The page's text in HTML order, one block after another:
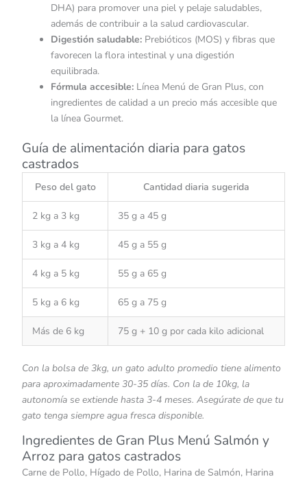
DHA) para promover una piel y pelaje saludables,
además de contribuir a la salud cardiovascular.
Digestión saludable: Prebióticos (MOS) y fibras que
favorecen la flora intestinal y una digestión
equilibrada.
Fórmula accesible: Línea Menú de Gran Plus, con
ingredientes de calidad a un precio más accesible que
la línea Gourmet.
Guía de alimentación diaria para gatos
castrados
Peso del gato Cantidad diaria sugerida
2 kg a 3 kg 35 g a 45 g
3 kg a 4 kg 45 g a 55 g
4 kg a 5 kg 55 g a 65 g
5 kg a 6 kg 65 g a 75 g
Más de 6 kg 75 g + 10 g por cada kilo adicional
Con la bolsa de 3kg, un gato adulto promedio tiene alimento
para aproximadamente 30-35 días. Con la de 10kg, la
autonomía se extiende hasta 3-4 meses. Asegúrate de que tu
gato tenga siempre agua fresca disponible.
Ingredientes de Gran Plus Menú Salmón y
Arroz para gatos castrados
Carne de Pollo, Hígado de Pollo, Harina de Salmón, Harina